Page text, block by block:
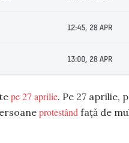
pe 27 aprilie. Pe 27 aprilie,
protestând față de